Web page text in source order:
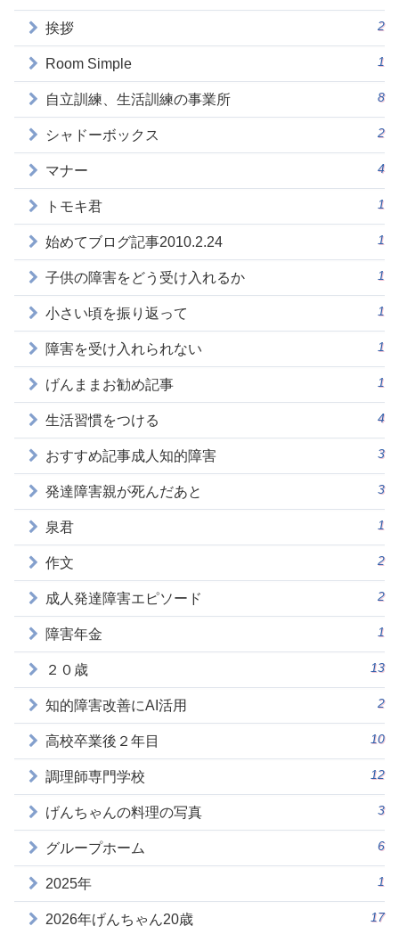
挨拶 2
Room Simple 1
自立訓練、生活訓練の事業所 8
シャドーボックス 2
マナー 4
トモキ君 1
始めてブログ記事2010.2.24 1
子供の障害をどう受け入れるか 1
小さい頃を振り返って 1
障害を受け入れられない 1
げんままお勧め記事 1
生活習慣をつける 4
おすすめ記事成人知的障害 3
発達障害親が死んだあと 3
泉君 1
作文 2
成人発達障害エピソード 2
障害年金 1
２０歳 13
知的障害改善にAI活用 2
高校卒業後２年目 10
調理師専門学校 12
げんちゃんの料理の写真 3
グループホーム 6
2025年 1
2026年げんちゃん20歳 17